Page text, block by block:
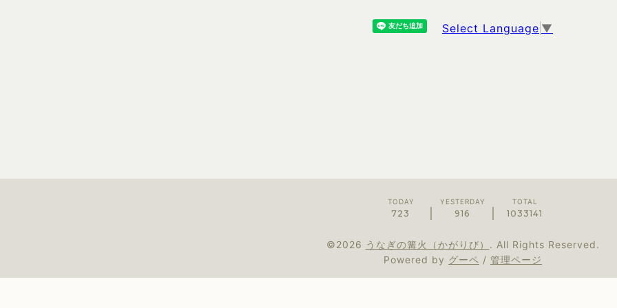
Select Language ▼
TODAY
723
YESTERDAY
916
TOTAL
1033141
©2026 うなぎの篝火（かがりび） . All Rights Reserved.
Powered by グーペ / 管理ページ